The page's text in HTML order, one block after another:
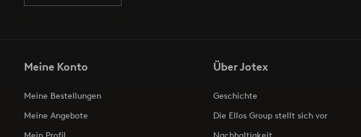
Meine Konto
Meine Bestellungen
Meine Angebote
Über Jotex
Geschichte
Die Ellos Group stellt sich vor